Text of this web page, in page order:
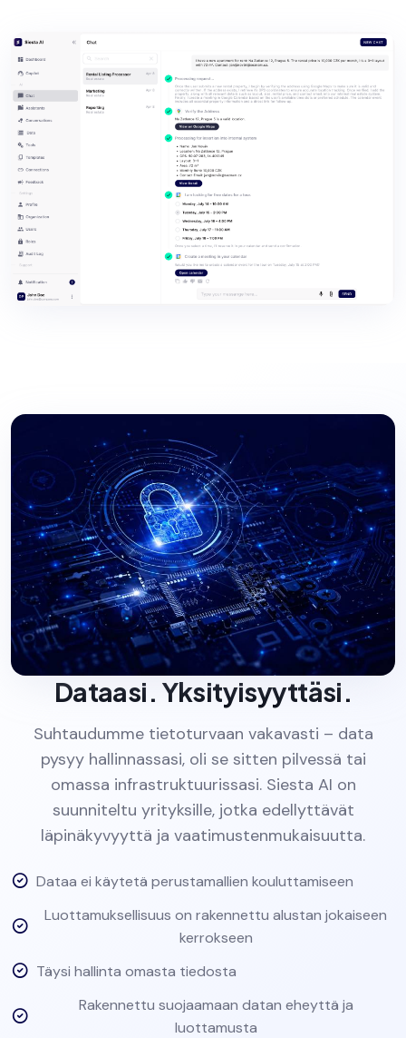
Dataasi. Yksityisyyttäsi.
Suhtaudumme tietoturvaan vakavasti – data
pysyy hallinnassasi, oli se sitten pilvessä tai
omassa infrastruktuurissasi. Siesta AI on
suunniteltu yrityksille, jotka edellyttävät
läpinäkyvyyttä ja vaatimustenmukaisuutta.
Dataa ei käytetä perustamallien kouluttamiseen
Luottamuksellisuus on rakennettu alustan jokaiseen
kerrokseen
Täysi hallinta omasta tiedosta
Rakennettu suojaamaan datan eheyttä ja
luottamusta